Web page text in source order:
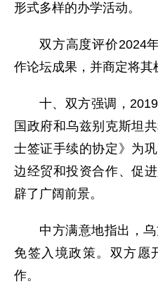
形式多样的办学活动。
双方高度评价2024
作论坛成果，并商定将其
十、双方强调，
国政府和乌兹别克斯坦
士签证手续的协定》为
边经贸和投资合作、促
辟了广阔前景。
中方满意地指出，
免签入境政策。双方愿
作。